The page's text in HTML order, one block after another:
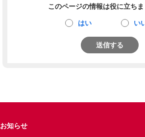
このページの情報は役に立ちま
はい い
送信する
お知らせ